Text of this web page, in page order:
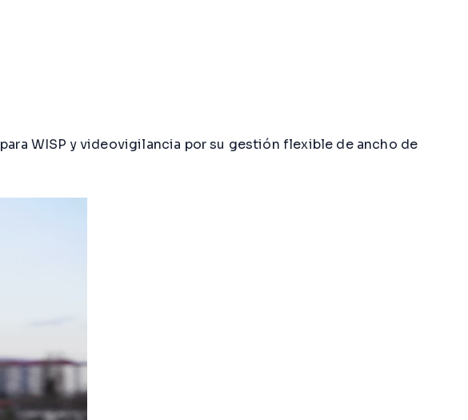
WISP y videovigilancia por su gestión flexible de ancho de